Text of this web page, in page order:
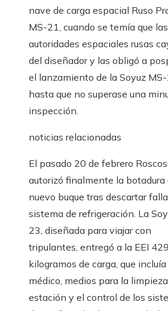
nave de carga espacial Ruso
MS-21, cuando se temía que las
autoridades espaciales rusas
del diseñador y las obligó a
el lanzamiento de la Soyuz
hasta que no superase una
inspección.
noticias relacionadas
El pasado 20 de febrero
autorizó finalmente la botadura
nuevo buque tras descartar
sistema de refrigeración. La
23, diseñada para viajar con
tripulantes, entregó a la EEI 429
kilogramos de carga, que
médico, medios para la
estación y el control de los